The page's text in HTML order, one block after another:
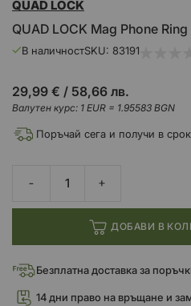
към
на
галерия
QUAD LOCK Mag Phone
QUAD LOCK
В наличностSKU 83191
29,99 € / 58,66 лв.
Валутен курс: 1 EUR = 1.95583 BGN
Поръчай сега и получи в
ДОБАВИ В
Безплатна доставка за
14 дни право на връщане и